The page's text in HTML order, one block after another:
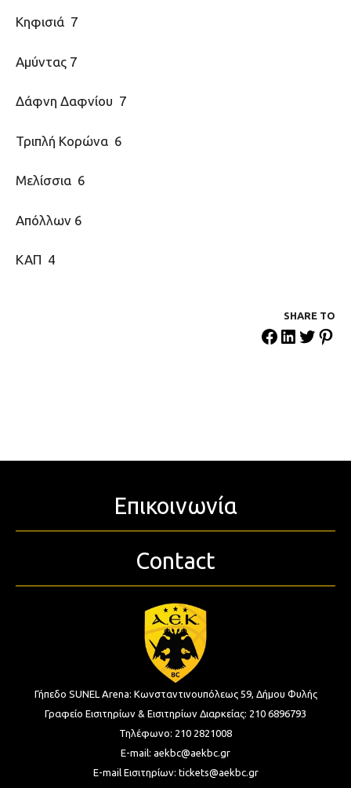
Κηφισιά 7
Αμύντας 7
Δάφνη Δαφνίου 7
Τριπλή Κορώνα 6
Μελίσσια 6
Απόλλων 6
ΚΑΠ 4
SHARE ΤΟ
Επικοινωνία
Contact
Γήπεδο SUNEL Arena: Κωνσταντινουπόλεως 59, Δήμου Φυλής
Γραφείο Εισιτηρίων & Εισιτηρίων Διαρκείας: 210 6896793
Τηλέφωνο: 210 2821008
E-mail: aekbc@aekbc.gr
E-mail Εισιτηρίων: tickets@aekbc.gr